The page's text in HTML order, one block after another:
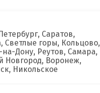
Саратов,
Светлые горы, Кольцово,
на-Дону, Реутов, Самара,
Новгород, Воронеж,
Никольское